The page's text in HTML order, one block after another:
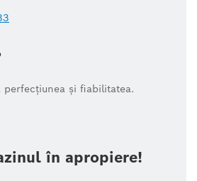
perfecțiunea și fiabilitatea.
în apropiere!